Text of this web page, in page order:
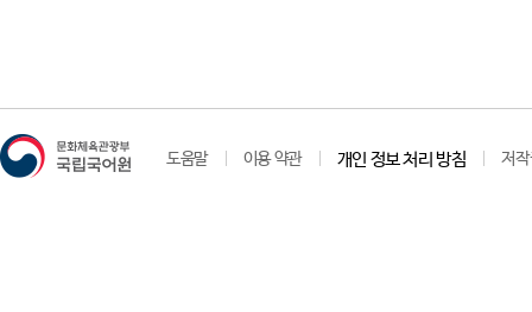
도움말 이용 약관 개인 정보 처리 방침 저